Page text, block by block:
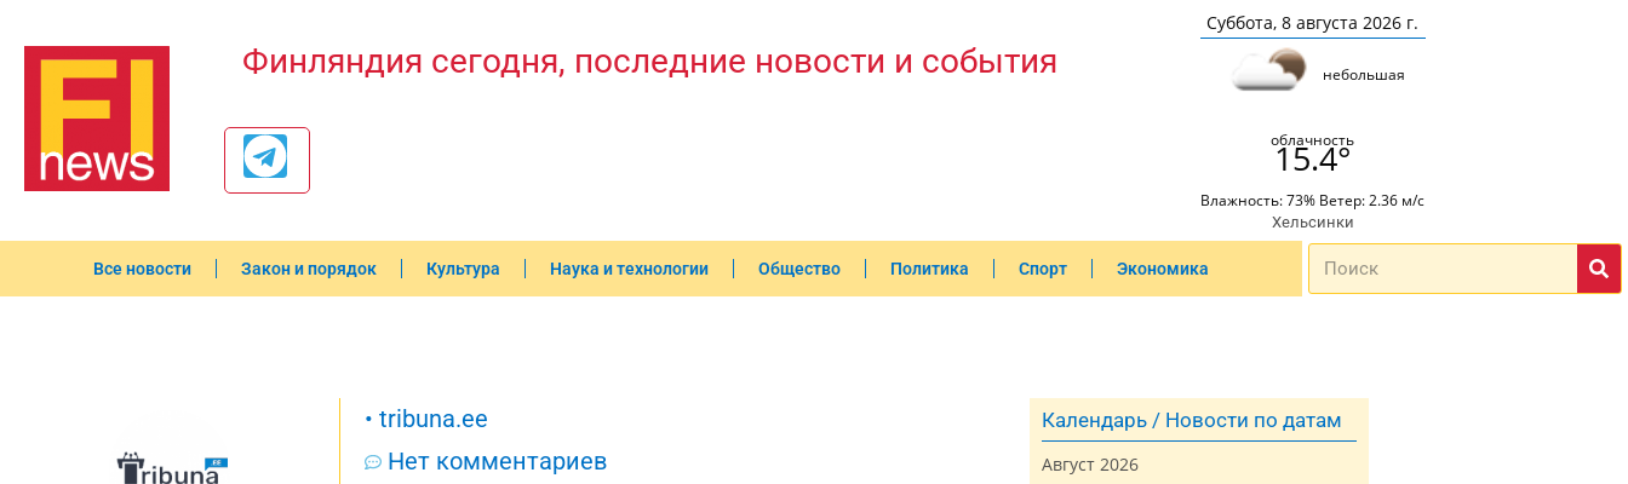
Финляндия сегодня, последние новости и события
Суббота, 8 августа 2026 г.
небольшая
облачность
15.4°
Влажность: 73% Ветер: 2.36 м/с
Хельсинки
Все новости Закон и порядок Культура Наука и технологии Общество Политика Спорт Экономика
• tribuna.ee
Нет комментариев
Календарь / Новости по датам
Август 2026